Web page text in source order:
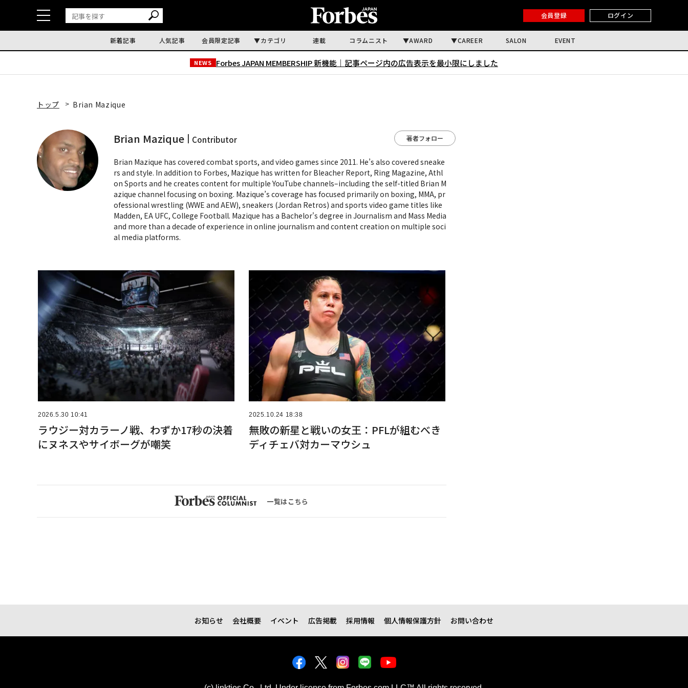
会員登録 ログイン
新着記事 人気記事 会員限定記事 カテゴリ 連載 コラムニスト AWARD CAREER SALON EVENT
NEWS Forbes JAPAN MEMBERSHIP 新機能｜ 記事ページ内の広告表示を最小限にしました
トップ Brian Mazique
Brian Mazique Contributor 著者フォロー
Brian Mazique has covered combat sports, and video games since 2011. He’s also covered sneake
rs and style. In addition to Forbes, Mazique has written for Bleacher Report, Ring Magazine, Athl
on Sports and he creates content for multiple YouTube channels–including the self-titled Brian M
azique channel focusing on boxing. Mazique’s coverage has focused primarily on boxing, MMA, pr
ofessional wrestling (WWE and AEW), sneakers (Jordan Retros) and sports video game titles like
Madden, EA UFC, College Football. Mazique has a Bachelor's degree in Journalism and Mass Media
and more than a decade of experience in online journalism and content creation on multiple soci
al media platforms.
2026.5.30 10:41
ラウジー対カラーノ戦、わずか17秒の決着
にヌネスやサイボーグが嘲笑
2025.10.24 18:38
無敗の新星と戦いの女王：PFLが組むべき
ディチェバ対カーマウシュ
一覧はこちら
お知らせ 会社概要 イベント 広告掲載 採用情報 個人情報保護方針 お問い合わせ